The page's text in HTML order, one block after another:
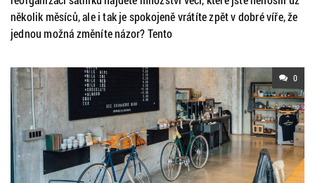
několik měsíců, ale i tak je spokojeně vrátíte zpět v dobré víře, že
jednou možná změníte názor? Tento
0